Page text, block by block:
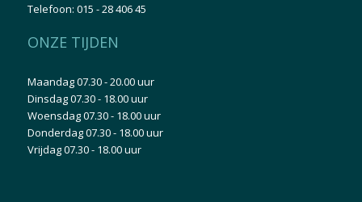
Telefoon: 015 - 28 406 45
ONZE TIJDEN
Maandag 07.30 - 20.00 uur
Dinsdag 07.30 - 18.00 uur
Woensdag 07.30 - 18.00 uur
Donderdag 07.30 - 18.00 uur
Vrijdag 07.30 - 18.00 uur